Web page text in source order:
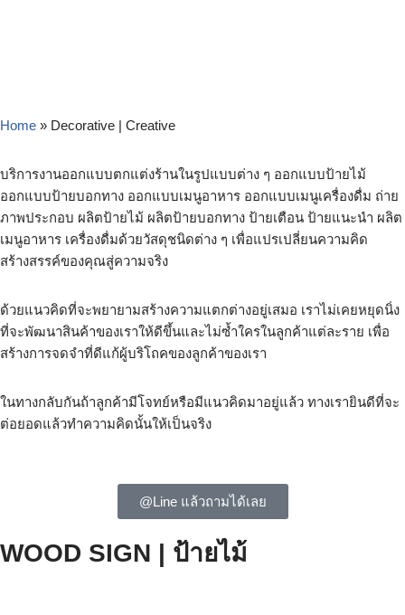
Home » Decorative | Creative
บริการงานออกแบบตกแต่งร้านในรูปแบบต่าง ๆ ออกแบบป้ายไม้
ออกแบบป้ายบอกทาง ออกแบบเมนูอาหาร ออกแบบเมนูเครื่องดื่ม ถ่าย
ภาพประกอบ ผลิตป้ายไม้ ผลิตป้ายบอกทาง ป้ายเตือน ป้ายแนะนำ ผลิต
เมนูอาหาร เครื่องดื่มด้วยวัสดุชนิดต่าง ๆ เพื่อแปรเปลี่ยนความคิด
สร้างสรรค์ของคุณสู่ความจริง
ด้วยแนวคิดที่จะพยายามสร้างความแตกต่างอยู่เสมอ เราไม่เคยหยุดนิ่ง
ที่จะพัฒนาสินค้าของเราให้ดีขึ้นและไม่ซ้ำใครในลูกค้าแต่ละราย เพื่อ
สร้างการจดจำที่ดีแก้ผู้บริโถคของลูกค้าของเรา
ในทางกลับกันถ้าลูกค้ามีโจทย์หรือมีแนวคิดมาอยู่แล้ว ทางเรายินดีที่จะ
ต่อยอดแล้วทำความคิดนั้นให้เป็นจริง
@Line แล้วถามได้เลย
WOOD SIGN | ป้ายไม้